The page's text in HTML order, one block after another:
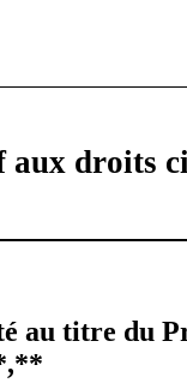
droits
au titre du
,**